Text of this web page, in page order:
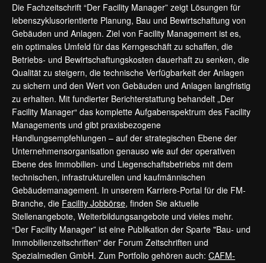
Die Fachzeitschrift “Der Facility Manager” zeigt Lösungen für
lebenszyklusorientierte Planung, Bau und Bewirtschaftung von
Gebäuden und Anlagen. Ziel von Facility Management ist es,
ein optimales Umfeld für das Kerngeschäft zu schaffen, die
Betriebs- und Bewirtschaftungskosten dauerhaft zu senken, die
Qualität zu steigern, die technische Verfügbarkeit der Anlagen
zu sichern und den Wert von Gebäuden und Anlagen langfristig
zu erhalten. Mit fundierter Berichterstattung behandelt „Der
Facility Manager“ das komplette Aufgabenspektrum des Facility
Managements und gibt praxisbezogene
Handlungsempfehlungen – auf der strategischen Ebene der
Unternehmensorganisation genauso wie auf der operativen
Ebene des Immobilien- und Liegenschaftsbetriebs mit dem
technischen, infrastrukturellen und kaufmännischen
Gebäudemanagement. In unserem Karriere-Portal für die FM-
Branche, die Facility Jobbörse, finden Sie aktuelle
Stellenangebote, Weiterbildungsangebote und vieles mehr.
“Der Facility Manager” ist eine Publikation der Sparte "Bau- und
Immobilienzeitschriften" der Forum Zeitschriften und
Spezialmedien GmbH. Zum Portfolio gehören auch: CAFM-